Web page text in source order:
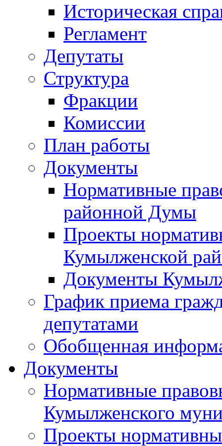
Историческая
Регламент
Депутаты
Структура
Фракции
Комиссии
План работы
Документы
Нормативные
районной Думы
Проекты
Кумылженской
Документы
График приема
депутатами
Обобщенная
Документы
Нормативные
Кумылженского
Проекты